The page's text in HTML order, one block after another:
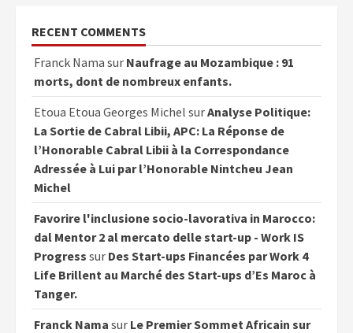
RECENT COMMENTS
Franck Nama sur Naufrage au Mozambique : 91
morts, dont de nombreux enfants.
Etoua Etoua Georges Michel surAnalyse Politique:
La Sortie de Cabral Libii, APC: La Réponse de
l’Honorable Cabral Libii à la Correspondance
Adressée à Lui par l’Honorable Nintcheu Jean
Michel
Favorire l'inclusione socio-lavorativa in Marocco:
dal Mentor 2 al mercato delle start-up - Work IS
Progress sur Des Start-ups Financées par Work 4
Life Brillent au Marché des Start-ups d’Es Maroc à
Tanger.
Franck Nama sur Le Premier Sommet Africain sur